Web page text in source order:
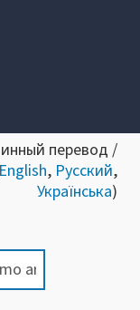
перевод /
English, Русский,
Українська)